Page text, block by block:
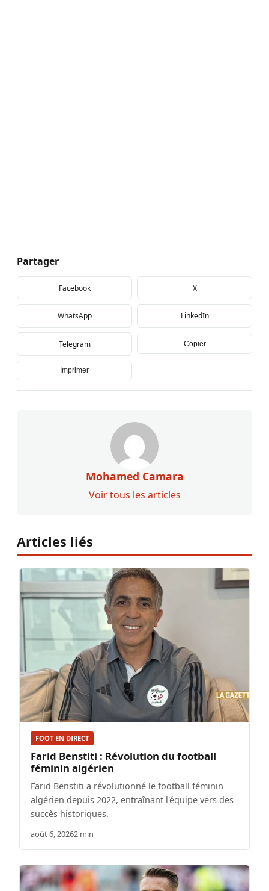
Partager
Facebook X
WhatsApp LinkedIn
Telegram Copier
Imprimer
Mohamed Camara
Voir tous les articles
Articles liés
FOOT EN DIRECT
Farid Benstiti : Révolution du football
féminin algérien
Farid Benstiti a révolutionné le football féminin
algérien depuis 2022, entraînant l'équipe vers des
succès historiques.
août 6, 20262 min